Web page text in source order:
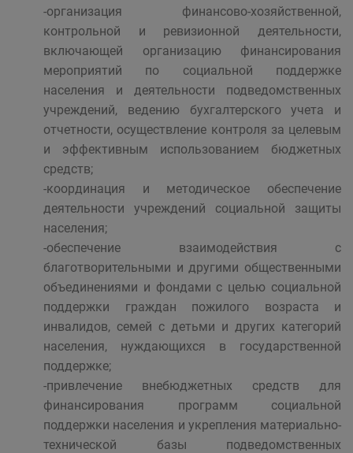
-организация финансово-хозяйственной,
контрольной и ревизионной деятельности,
включающей организацию финансирования
мероприятий по социальной поддержке
населения и деятельности подведомственных
учреждений, ведению бухгалтерского учета и
отчетности, осуществление контроля за целевым
и эффективным использованием бюджетных
средств;
-координация и методическое обеспечение
деятельности учреждений социальной защиты
населения;
-обеспечение взаимодействия с
благотворительными и другими общественными
объединениями и фондами с целью социальной
поддержки граждан пожилого возраста и
инвалидов, семей с детьми и других категорий
населения, нуждающихся в государственной
поддержке;
-привлечение внебюджетных средств для
финансирования программ социальной
поддержки населения и укрепления материально-
технической базы подведомственных